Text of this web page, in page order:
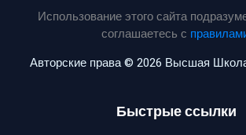
Использование этого сайта
соглашаетесь с
Авторские права © 2026 Высшая
Быстрые ссылки